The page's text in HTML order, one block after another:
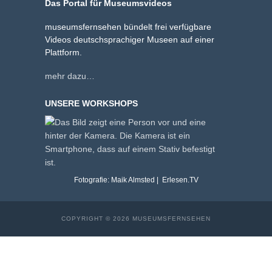
Das Portal für Museumsvideos
museumsfernsehen bündelt frei verfügbare
Videos deutschsprachiger Museen auf einer
Plattform.
mehr dazu…
UNSERE WORKSHOPS
Fotografie: Maik Almsted | Erlesen.TV
COPYRIGHT © 2026 MUSEUMSFERNSEHEN